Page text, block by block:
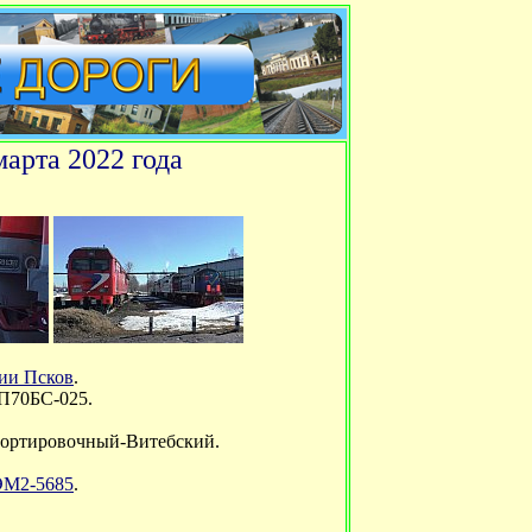
2022 года
Псков.
025.
Витебский.
5685.